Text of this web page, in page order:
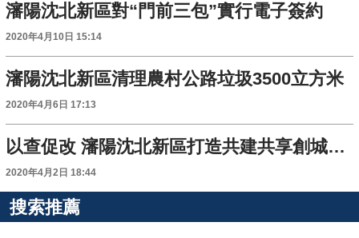
瀋陽沈北新區對“門前三包”實行電子簽約
2020年4月10日 15:14
瀋陽沈北新區清理農村公路垃圾3500立方米
2020年4月6日 17:13
以查促改 瀋陽沈北新區打造共建共享創城格局
2020年4月2日 18:44
搜索推薦